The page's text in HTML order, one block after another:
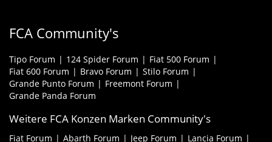
FCA Community's
Tipo Forum 124 Spider Forum
Fiat 500 Forum
Fiat 600 Forum
Bravo Forum
Stilo Forum
Grande Punto Forum
Freemont Forum
Grande Panda Forum
Weitere FCA Konzen Marken Community's
Fiat Forum Abarth Forum Jeep Forum Lancia Forum